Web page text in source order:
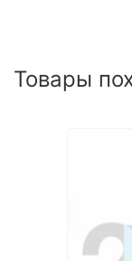
Товары